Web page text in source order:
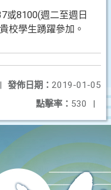
或8100(週二至週日
校學生踴躍參加。
發佈日期： 2019-01-05
|
點擊率： 530 |